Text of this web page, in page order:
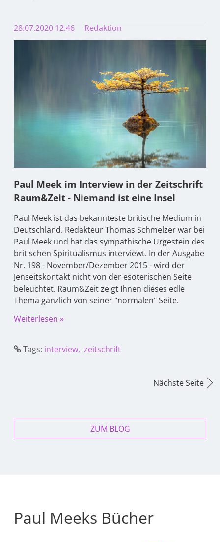
28.07.2020 12:46 Redaktion
Paul Meek im Interview in der Zeitschrift
Raum&Zeit - Niemand ist eine Insel
Paul Meek ist das bekannteste britische Medium in
Deutschland. Redakteur Thomas Schmelzer war bei
Paul Meek und hat das sympathische Urgestein des
britischen Spiritualismus interviewt. In der Ausgabe
Nr. 198 - November/Dezember 2015 - wird der
Jenseitskontakt nicht von der esoterischen Seite
beleuchtet. Raum&Zeit zeigt Ihnen dieses edle
Thema gänzlich von seiner "normalen" Seite.
Weiterlesen »
Tags: interview zeitschrift
Nächste Seite
ZUM BLOG
Paul Meeks Bücher